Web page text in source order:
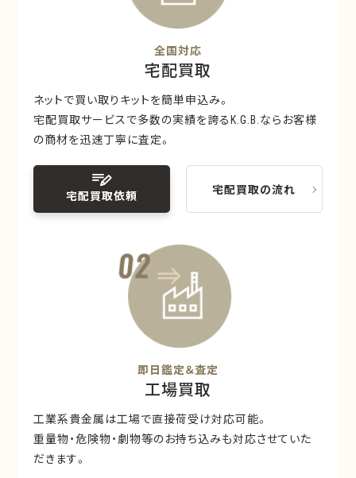
全国対応
宅配買取
ネットで買い取りキットを簡単申込み。
宅配買取サービスで多数の実績を誇るK.G.B.ならお客様
の商材を迅速丁寧に査定。
宅配買取依頼 宅配買取の流れ
即日鑑定＆査定
工場買取
工業系貴金属は工場で直接荷受け対応可能。
重量物・危険物・劇物等のお持ち込みも対応させていた
だきます。